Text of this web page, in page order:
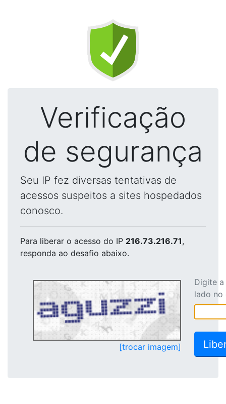
Verificação
de segurança
Seu IP fez diversas tentativas de
acessos suspeitos a sites hospedados
conosco.
Para liberar o acesso do IP 216.73.216.71,
responda ao desafio abaixo.
[trocar imagem]
Digite
lado no